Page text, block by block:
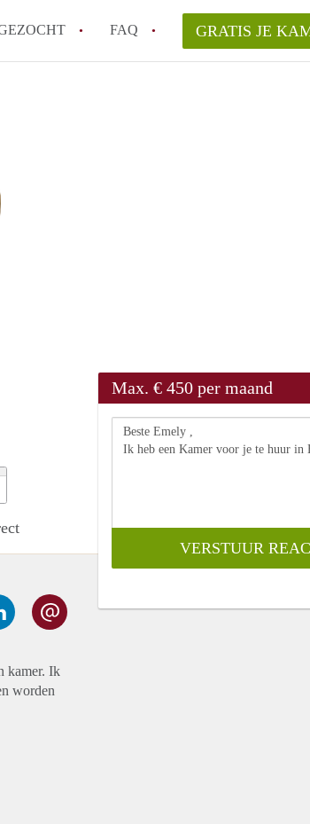
FAQ
het om te reageren op een Kamer in Breda?
van KamerBreda?
makelaarsvergoeding/bemiddelingsvergoeding?
vragen
GRATIS JE
Max. € 450 per maand
kamer. Ik
worden